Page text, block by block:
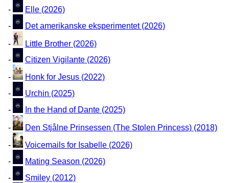
-
Elle (2026)
-
Det amerikanske eksperimentet (2026)
-
Little Brother (2026)
-
Citizen Vigilante (2026)
-
Honk for Jesus (2022)
-
Urchin (2025)
-
In the Hand of Dante (2025)
-
Den Stjålne Prinsessen (The Stolen Princess) (2018)
-
Voicemails for Isabelle (2026)
-
Mating Season (2026)
-
Smiley (2012)